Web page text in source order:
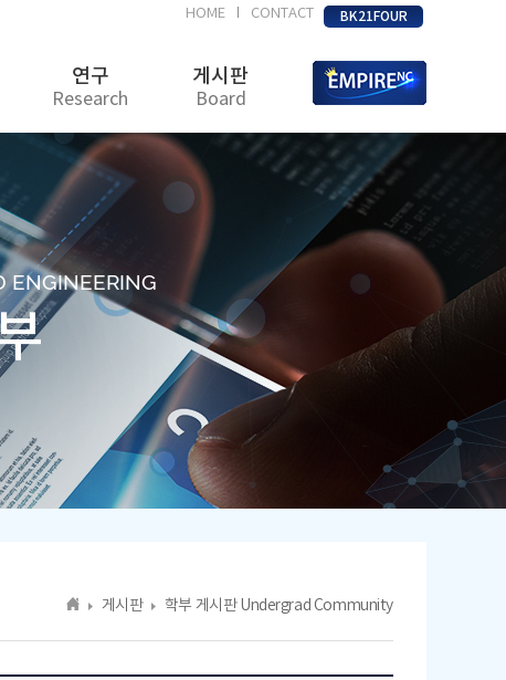
HOME CONTACT BK21FOUR
연구
Research
게시판
Board
ENGINEERING
게시판 학부 게시판 Undergrad Community